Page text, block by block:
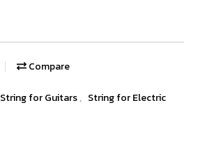
Compare
String for Guitars ,
String for Electric